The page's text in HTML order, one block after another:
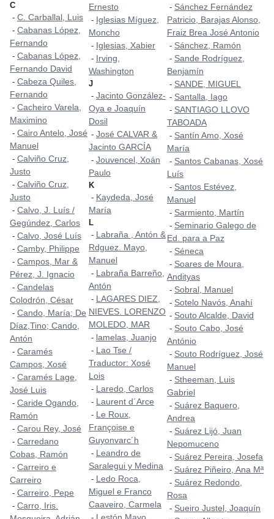
C
- C. Carballal, Luis
- Cabanas López,
Fernando
- Cabanas López,
Fernando David
- Cabeza Quiles,
Fernando
- Cacheiro Varela,
Maximino
- Cairo Antelo, José
Manuel
- Calviño Cruz,
Justo
- Calviño Cruz,
Justo
- Calvo, J. Luís /
Gegúndez, Carlos
- Calvo, José Luís
- Camby, Philippe
- Campos, Mar &
Pérez, J. Ignacio
- Candelas
Colodrón, César
- Cando, María; De
Díaz,Tino; Cando,
Antón
- Caramés
Campos, Xosé
- Caramés Lage,
José Luis
- Caride Ogando,
Ramón
- Carou Rey, José
- Carredano
Cobas, Ramón
- Carreiro e
Carreiro
- Carreiro, Pepe
- Carro, Iris.
Ernesto
- Iglesias Míguez,
Moncho
- Iglesias, Xabier
- Irving,
Washington
J
- Jacinto González-
Oya e Joaquín
Dosil
- José CALVAR &
Jacinto GARCÍA
- Jouvencel, Xoán
Paulo
K
- Kaydeda, José
María
L
- Labraña , Antón &
Rdguez. Mayo,
Manuel
- Labraña Barreño,
Antón
- LAGARES DIEZ,
NIEVES. LORENZO
MOLEDO, MAR
- lamelas, Juanjo
- Lao Tse /
Traductor: Xosé
Lois
- Laredo, Carlos
- Laurent d´Arce
- Le Roux,
Françoise e
Guyonvarc´h
- Leandro de
Saralegui y Medina
- Ledo Roca,
Miguel e Franco
Caaveiro, Carmela
- Sánchez Fernández
Patricio, Barajas Alonso,
Fraiz Brea José Antonio
- Sánchez, Ramón
- Sande Rodríguez,
Benjamín
- SANDE, MIGUEL
- Santalla, Iago
- SANTIAGO LLOVO
TABOADA
- Santín Amo, Xosé
María
- Santos Cabanas, Xosé
Luís
- Santos Estévez,
Manuel
- Sarmiento, Martín
- Seminario Galego de
Ed. para a Paz
- Séneca
- Soares de Moura,
Andityas
- Sobral, Manuel
- Sotelo Navós, Anahí
- Souto Alcalde, David
- Souto Cabo, José
António
- Souto Rodríguez, José
Manuel
- Stheeman, Luis
Gabriel
- Suárez Baquero,
Andrea
- Suárez Lijó, Juan
Nepomuceno
- Suárez Pereira, Josefa
- Suárez Piñeiro, Ana Mª
- Suárez Redondo,
Rosa
- Sueiro Justel, Joaquín